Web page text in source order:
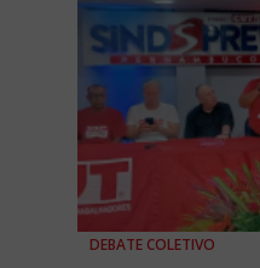
DEBATE COLETIVO